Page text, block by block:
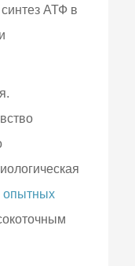
АТФ в
опытных